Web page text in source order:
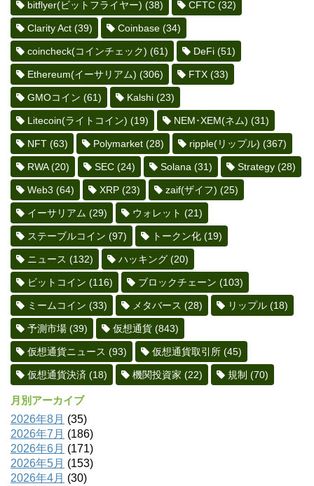
bitflyer(ビットフライヤー) (38) CFTC (32)
Clarity Act (39) Coinbase (34)
coincheck(コインチェック) (61) DeFi (51)
Ethereum(イーサリアム) (306) FTX (33)
GMOコイン (61) Kalshi (23)
Litecoin(ライトコイン) (19) NEM･XEM(ネム) (31)
NFT (63) Polymarket (28) ripple(リップル) (367)
RWA(20) SEC (24) Solana (31) Strategy (28)
Web3 (64) XRP (23) zaif(ザイフ) (25)
イーサリアム (29) ウォレット (21)
ステーブルコイン (97) トークン化 (19)
ニュース (132) ハッキング (20)
ビットコイン (116) ブロックチェーン (103)
ミームコイン (33) メタバース (28) リップル (18)
予測市場 (39) 仮想通貨 (843)
仮想通貨ニュース (93) 仮想通貨取引所 (45)
仮想通貨決済 (18) 機関投資家 (22) 規制 (70)
月別アーカイブ
2026年8月 (35)
2026年7月 (186)
2026年6月 (171)
2026年5月 (153)
2026年4月 (30)